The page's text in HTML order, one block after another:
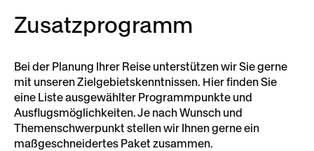
Zusatzprogramm
Bei der Planung Ihrer Reise unterstützen wir Sie gerne
mit unseren Zielgebietskenntnissen. Hier finden Sie
eine Liste ausgewählter Programmpunkte und
Ausflugsmöglichkeiten. Je nach Wunsch und
Themenschwerpunkt stellen wir Ihnen gerne ein
maßgeschneidertes Paket zusammen.